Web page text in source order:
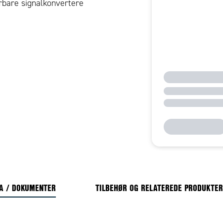
signalkonvertere
/ DOKUMENTER TILBEHØR OG RELATEREDE PRODUKTER